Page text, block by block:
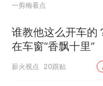
一剪梅看点
谁教他这么开车的
在车窗“香飘十里”
薪火视点 20跟贴